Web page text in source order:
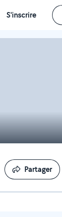
S'inscrire
Partager
Partager